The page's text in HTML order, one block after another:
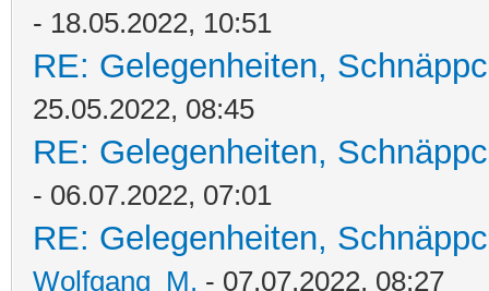
- 18.05.2022, 10:51
RE: Gelegenheiten,
25.05.2022, 08:45
RE: Gelegenheiten,
- 06.07.2022, 07:01
RE: Gelegenheiten,
Wolfgang_M. - 07.07.2022, 08:27